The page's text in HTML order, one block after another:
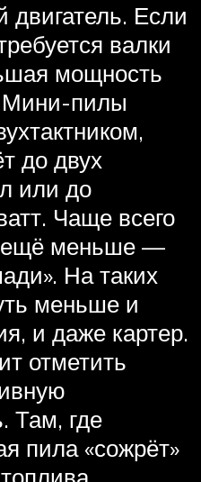
Если
валки
мощность
Мини-пилы
до двух
или до
Чаще всего
ещё меньше —
На таких
меньше и
и даже картер.
отметить
Там, где
пила «сожрёт»